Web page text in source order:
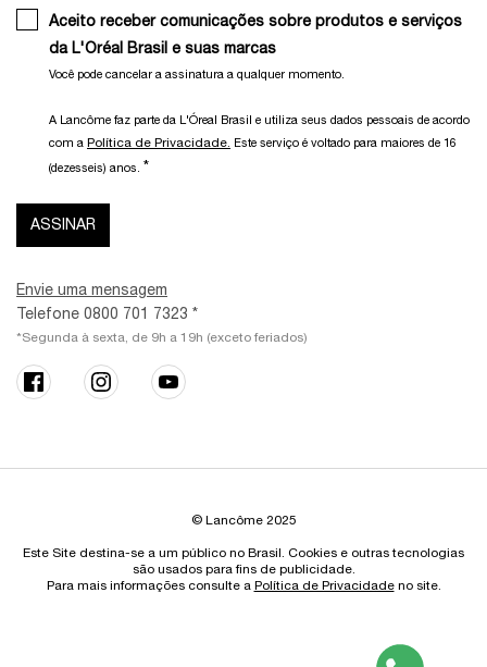
Aceito receber comunicações sobre produtos e serviços
da L'Oréal Brasil e suas marcas
Você pode cancelar a assinatura a qualquer momento.​
A Lancôme faz parte da L'Óreal Brasil e utiliza seus dados pessoais de acordo
com a Política de Privacidade. Este serviço é voltado para maiores de 16
(dezesseis) anos. *
ASSINAR
Envie uma mensagem
Telefone 0800 701 7323 *
*Segunda à sexta, de 9h a 19h (exceto feriados)
© Lancôme 2025
Este Site destina-se a um público no Brasil. Cookies e outras tecnologias
são usados para fins de publicidade.
Para mais informações consulte a Política de Privacidadeno site.